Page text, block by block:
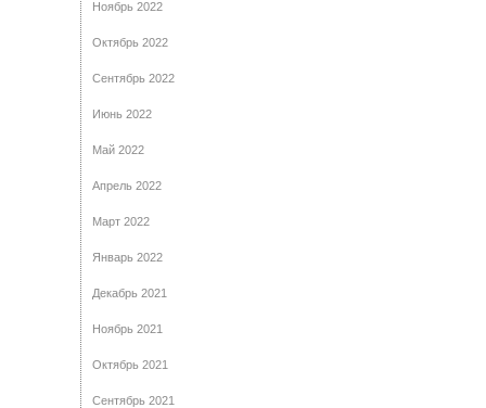
Ноябрь 2022
Октябрь 2022
Сентябрь 2022
Июнь 2022
Май 2022
Апрель 2022
Март 2022
Январь 2022
Декабрь 2021
Ноябрь 2021
Октябрь 2021
Сентябрь 2021